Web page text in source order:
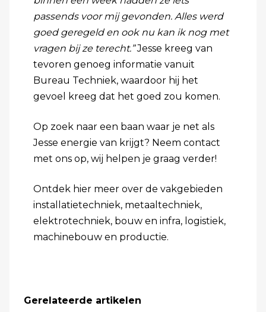
passends voor mij gevonden. Alles werd
goed geregeld en ook nu kan ik nog met
vragen bij ze terecht.”Jesse kreeg van
tevoren genoeg informatie vanuit
Bureau Techniek, waardoor hij het
gevoel kreeg dat het goed zou komen.
Op zoek naar een baan waar je net als
Jesse energie van krijgt? Neem contact
met ons op, wij helpen je graag verder!
Ontdek hier meer over de vakgebieden
installatietechniek, metaaltechniek,
elektrotechniek, bouw en infra, logistiek,
machinebouw en productie.
Gerelateerde artikelen